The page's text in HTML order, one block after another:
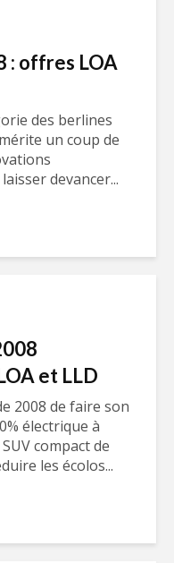
: offres LOA
des berlines
un coup de
devancer...
et LLD
2008 de faire son
électrique à
compact de
les écolos...